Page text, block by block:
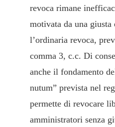
revoca rimane
motivata da una giusta
l’ordinaria revoca,
comma 3, c.c. Di
anche il fondamento
nutum” prevista nel
permette di revocare
amministratori senza